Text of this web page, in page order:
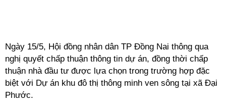
Ngày 15/5, Hội đồng nhân dân TP Đồng Nai thông qua
nghị quyết chấp thuận thông tin dự án, đồng thời chấp
thuận nhà đầu tư được lựa chọn trong trường hợp đặc
biệt với Dự án khu đô thị thông minh ven sông tại xã Đại
Phước.